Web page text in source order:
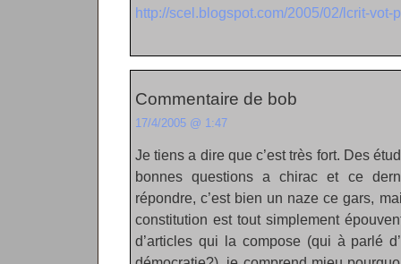
http://scel.blogspot.com/2005/02/lcrit-vot-
Commentaire de bob
17/4/2005 @ 1:47
Je tiens a dire que c’est très fort. Des
bonnes questions a chirac et ce
répondre, c’est bien un naze ce gars,
constitution est tout simplement
d’articles qui la compose (qui à parlé